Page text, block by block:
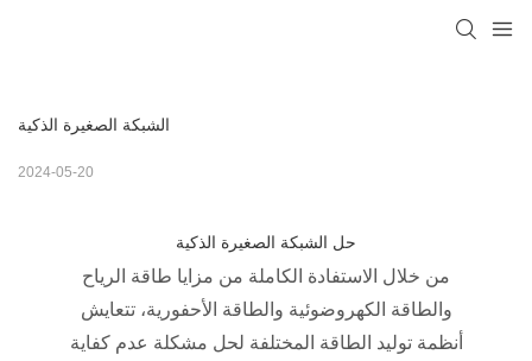
الشبكة الصغيرة الذكية
2024-05-20
حل الشبكة الصغيرة الذكية
من خلال الاستفادة الكاملة من مزايا طاقة الرياح
والطاقة الكهروضوئية والطاقة الأحفورية، تتعايش
أنظمة توليد الطاقة المختلفة لحل مشكلة عدم كفاية